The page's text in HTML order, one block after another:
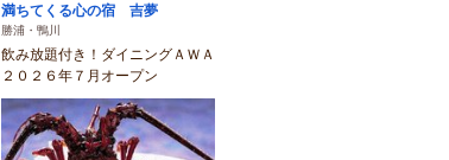
満ちてくる心の宿 吉夢
勝浦・鴨川
飲み放題付き！ダイニングＡＷＡ
２０２６年７月オープン